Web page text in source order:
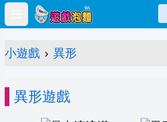
Open main menu
小遊戲 › 異形
異形遊戲